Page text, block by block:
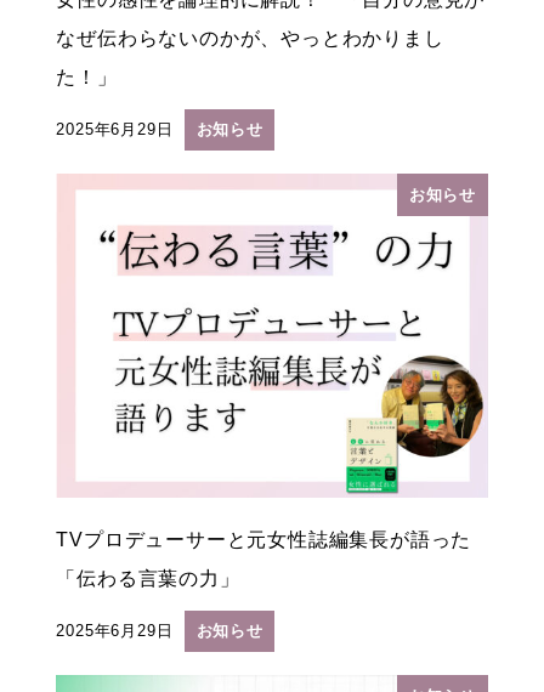
なぜ伝わらないのかが、やっとわかりまし
た！」
投稿日
2025年6月29日 お知らせ
お知らせ
TVプロデューサーと元女性誌編集長が語った
「伝わる言葉の力」
投稿日
2025年6月29日 お知らせ